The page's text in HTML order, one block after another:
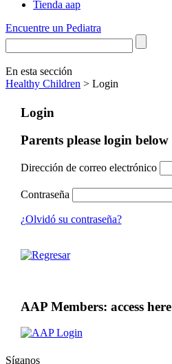
Tienda aap
Encuentre un Pediatra
En esta sección
Healthy Children > Login
Login
Parents please login below
Dirección de correo electrónico
Contraseña
¿Olvidó su contraseña?
AAP Members: access here
Síganos